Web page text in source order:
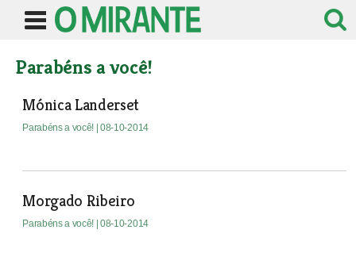
Parabéns a você!
Mónica Landerset
Parabéns a você! | 08-10-2014
Morgado Ribeiro
Parabéns a você! | 08-10-2014